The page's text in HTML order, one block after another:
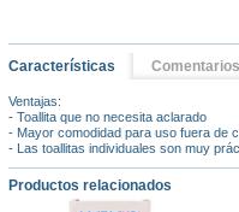
Características Comentarios
Ventajas:
- Toallita que no necesita aclarado
- Mayor comodidad para uso fuera de
- Las toallitas individuales son muy
Productos relacionados